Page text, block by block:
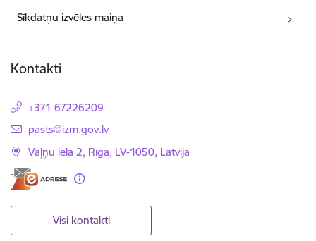
Sīkdatņu izvēles maiņa
Kontakti
+371 67226209
E-pasts:
pasts@izm.gov.lv
Vaļņu iela 2, Rīga, LV-1050, Latvija
Visi kontakti